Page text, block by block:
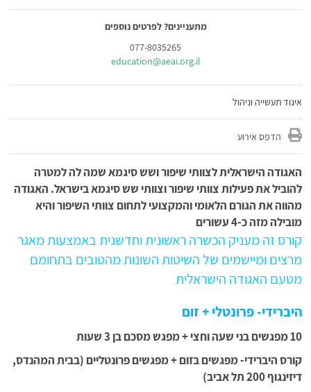
מתעניינים? לפרטים נוספים
077-8035265
education@aeai.org.il
איגוד תעשייה וניהול
הדפס אירוע
האגודה הישראלית לצוותי שיפור ושש סיגמא שמה לה למטרה
להוביל את פעילות צוותי שיפור וצוותי שש סיגמא בישראל. האגודה
מהווה את הגורם הלאומי והמקצועי לתחום צוותי השיפור והיא
מובילה מזה כ-4 עשורים
קורס זה מעניק הכשרה ראשונית וחדשנית באמצעות מאגר
מרצים ומיישמים של השיטות השונות מהטובים בתחומם
מטעם האגודה הישראלית
היברידי- פרונטלי + זום
10 מפגשים בני שעה וחצי + מפגש מסכם בן 3 שעות
קורס היברידי- מפגשים בזום + מפגשים פרונטליים (בבית המהנדס,
דיזינגוף 200 תל אביב)